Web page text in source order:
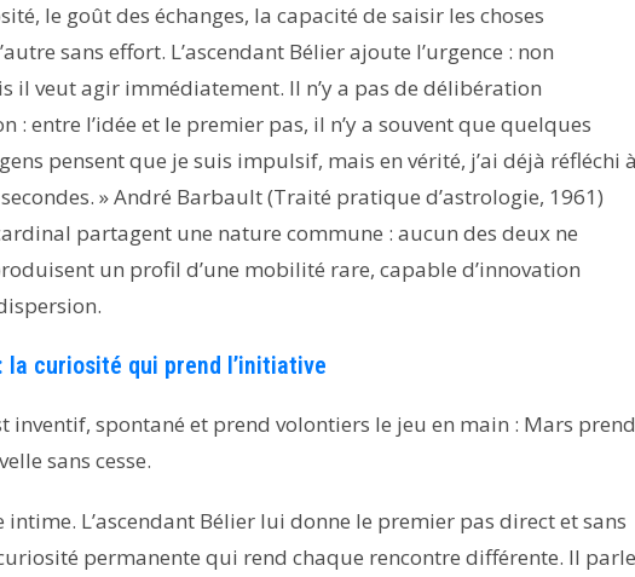
le goût des échanges, la capacité de saisir les choses
sans effort. L’ascendant Bélier ajoute l’urgence : non
il veut agir immédiatement. Il n’y a pas de délibération
entre l’idée et le premier pas, il n’y a souvent que quelques
pensent que je suis impulsif, mais en vérité, j’ai déjà réfléchi
» André Barbault (Traité pratique d’astrologie, 1961)
partagent une nature commune : aucun des deux ne
un profil d’une mobilité rare, capable d’innovation
la curiosité qui prend l’initiative
inventif, spontané et prend volontiers le jeu en main : Mars prend
sans cesse.
intime. L’ascendant Bélier lui donne le premier pas direct et sans
permanente qui rend chaque rencontre différente. Il